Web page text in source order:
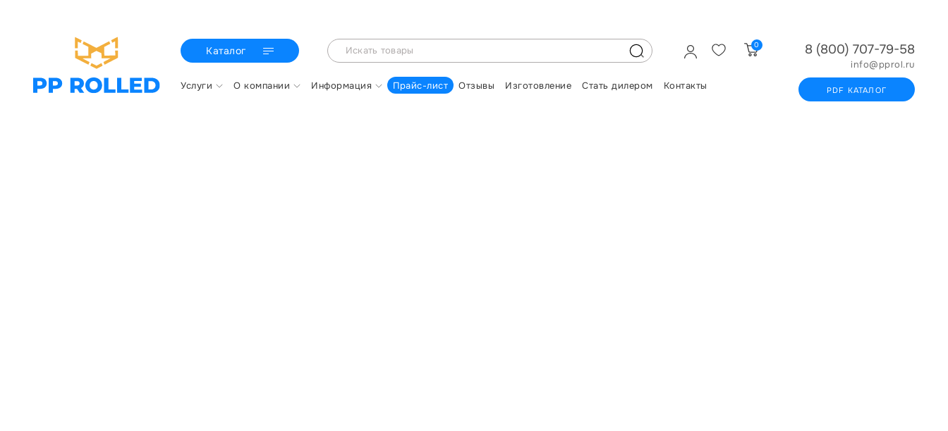
Каталог 0
Услуги О компании Информация Прайс-лист Отзывы Изготовление Стать дилером Контакты
8 (800) 707-79-58
info@pprol.ru
PDF КАТАЛОГ